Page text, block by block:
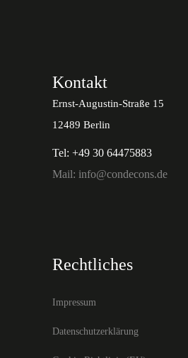
Kontakt
Ernst-Augustin-Straße 15
12489 Berlin
Tel: +49 30 64475883
Mail: info@condecons.de
Rechtliches
Impressum
Datenschutzerklärung